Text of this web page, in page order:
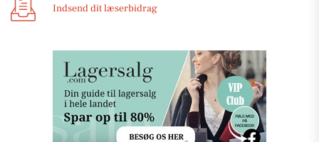
Indsend dit læserbidrag